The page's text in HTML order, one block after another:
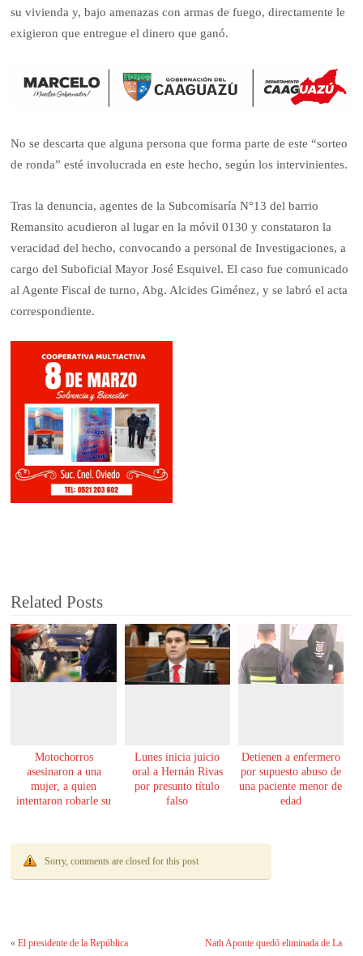
su vivienda y, bajo amenazas con armas de fuego, directamente le
exigieron que entregue el dinero que ganó.
No se descarta que alguna persona que forma parte de este “sorteo
de ronda” esté involucrada en este hecho, según los intervinientes.
Tras la denuncia, agentes de la Subcomisaría N°13 del barrio
Remansito acudieron al lugar en la móvil 0130 y constataron la
veracidad del hecho, convocando a personal de Investigaciones, a
cargo del Suboficial Mayor José Esquivel. El caso fue comunicado
al Agente Fiscal de turno, Abg. Alcides Giménez, y se labró el acta
correspondiente.
Related Posts
Motochorros
asesinaron a una
mujer, a quien
intentaron robarle su
Lunes inicia juicio
oral a Hernán Rivas
por presunto título
falso
Detienen a enfermero
por supuesto abuso de
una paciente menor de
edad
Sorry, comments are closed for this post
«El presidente de la República
Nath Aponte quedó eliminada de La